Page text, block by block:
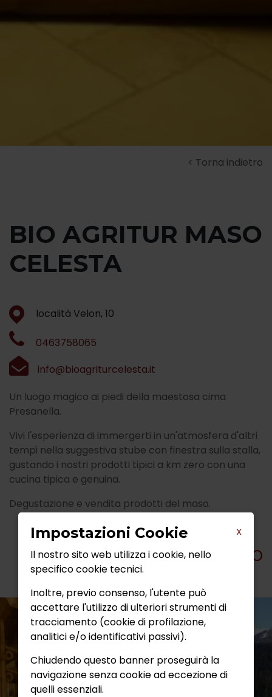
Torna indietro
BIO AGRITUR MASO
CELESTA
località Velon, 10
0463758065
info@bioagriturcelesta.it
Un luogo magico ai piedi della maestosa cima
Presanella.
Vivi l'esperienza di immergerti in un'atmosfera d'altri
tempi nella suggestiva stube con finestra sulla stalla,
gustando i nostri prodotti tipici a km zero con una
cucina tipica e genuina.
Degustazione e vendita prodotti del maso.
VISITA IL SITO
X
Impostazioni Cookie
Il nostro sito web utilizza i cookie, nello
specifico cookie tecnici.
Inoltre, previo consenso, l'utente può
accettare l'utilizzo di ulteriori strumenti di
tracciamento (cookie di profilazione,
analitici e/o identificativi passivi).
Chiudendo questo banner proseguirà la
navigazione senza cookie ad eccezione di
quelli essenziali.